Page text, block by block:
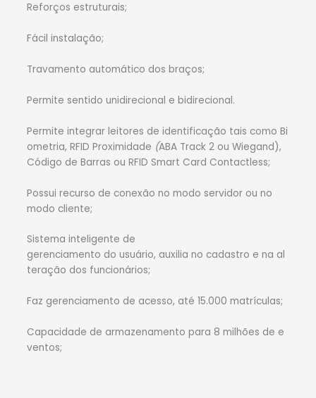
Reforços estruturais;
Fácil instalação;
Travamento automático dos braços;
Permite sentido unidirecional e bidirecional.
Permite integrar leitores de identificação tais como Bi
ometria, RFID Proximidade (ABA Track 2 ou Wiegand),
Código de Barras ou RFID Smart Card Contactless;
Possui recurso de conexão no modo servidor ou no
modo cliente;
Sistema inteligente de
gerenciamento do usuário, auxilia no cadastro e na al
teração dos funcionários;
Faz gerenciamento de acesso, até 15.000 matrículas;
Capacidade de armazenamento para 8 milhões de e
ventos;